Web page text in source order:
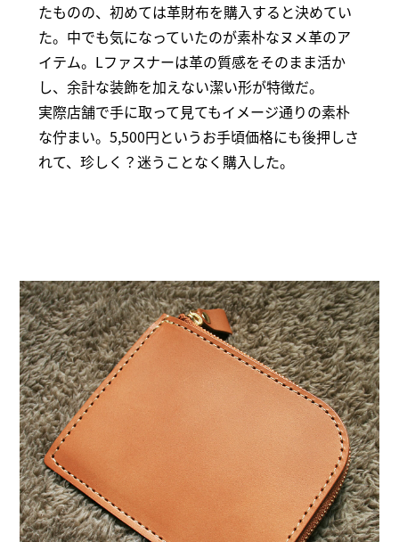
たものの、初めては革財布を購入すると決めてい
た。中でも気になっていたのが素朴なヌメ革のア
イテム。Lファスナーは革の質感をそのまま活か
し、余計な装飾を加えない潔い形が特徴だ。
実際店舗で手に取って見てもイメージ通りの素朴
な佇まい。5,500円というお手頃価格にも後押しさ
れて、珍しく？迷うことなく購入した。